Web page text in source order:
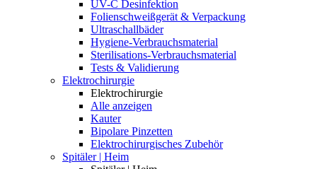
UV-C Desinfektion
Folienschweißgerät & Verpackung
Ultraschallbäder
Hygiene-Verbrauchsmaterial
Sterilisations-Verbrauchsmaterial
Tests & Validierung
Elektrochirurgie
Elektrochirurgie
Alle anzeigen
Kauter
Bipolare Pinzetten
Elektrochirurgisches Zubehör
Spitäler | Heim